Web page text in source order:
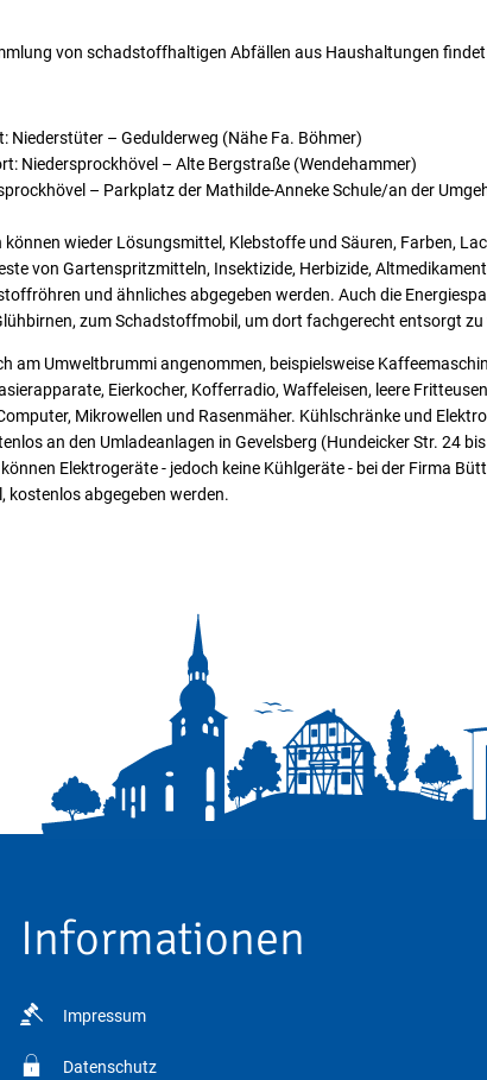
von schadstoffhaltigen Abfällen aus Haushaltungen
Niederstüter – Gedulderweg (Nähe Fa. Böhmer)
Niedersprockhövel – Alte Bergstraße (Wendehammer)
– Parkplatz der Mathilde-Anneke Schule/an der
wieder Lösungsmittel, Klebstoffe und Säuren, Farben,
von Gartenspritzmitteln, Insektizide, Herbizide,
und ähnliches abgegeben werden. Auch die
zum Schadstoffmobil, um dort fachgerecht entsorgt zu
am Umweltbrummi angenommen, beispielsweise
Eierkocher, Kofferradio, Waffeleisen, leere
Mikrowellen und Rasenmäher. Kühlschränke und
an den Umladeanlagen in Gevelsberg (Hundeicker Str. 24
Elektrogeräte - jedoch keine Kühlgeräte - bei der Firma
kostenlos abgegeben werden.
Informationen
Impressum
Datenschutz